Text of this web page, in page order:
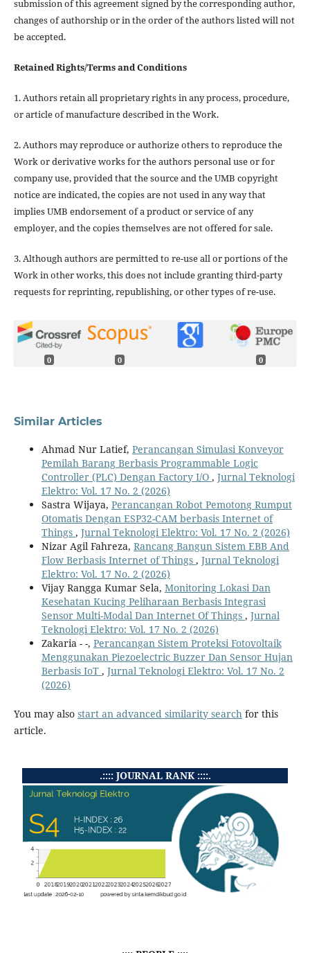
submission of this agreement signed by the corresponding author,
changes of authorship or in the order of the authors listed will not
be accepted.
Retained Rights/Terms and Conditions
1. Authors retain all proprietary rights in any process, procedure,
or article of manufacture described in the Work.
2. Authors may reproduce or authorize others to reproduce the
Work or derivative works for the authors personal use or for
company use, provided that the source and the UMB copyright
notice are indicated, the copies are not used in any way that
implies UMB endorsement of a product or service of any
employer, and the copies themselves are not offered for sale.
3. Although authors are permitted to re-use all or portions of the
Work in other works, this does not include granting third-party
requests for reprinting, republishing, or other types of re-use.
0 0 0
Similar Articles
Ahmad Nur Latief, Perancangan Simulasi Konveyor
Pemilah Barang Berbasis Programmable Logic
Controller (PLC) Dengan Factory I/O , Jurnal Teknologi
Elektro: Vol. 17 No. 2 (2026)
Sastra Wijaya, Perancangan Robot Pemotong Rumput
Otomatis Dengan ESP32-CAM berbasis Internet of
Things , Jurnal Teknologi Elektro: Vol. 17 No. 2 (2026)
Nizar Agil Fahreza, Rancang Bangun Sistem EBB And
Flow Berbasis Internet of Things , Jurnal Teknologi
Elektro: Vol. 17 No. 2 (2026)
Vijay Rangga Kumar Sela, Monitoring Lokasi Dan
Kesehatan Kucing Peliharaan Berbasis Integrasi
Sensor Multi-Modal Dan Internet Of Things , Jurnal
Teknologi Elektro: Vol. 17 No. 2 (2026)
Zakaria - -, Perancangan Sistem Proteksi Fotovoltaik
Menggunakan Piezoelectric Buzzer Dan Sensor Hujan
Berbasis IoT , Jurnal Teknologi Elektro: Vol. 17 No. 2
(2026)
You may also start an advanced similarity search for this
article.
.:::: JOURNAL RANK ::::.